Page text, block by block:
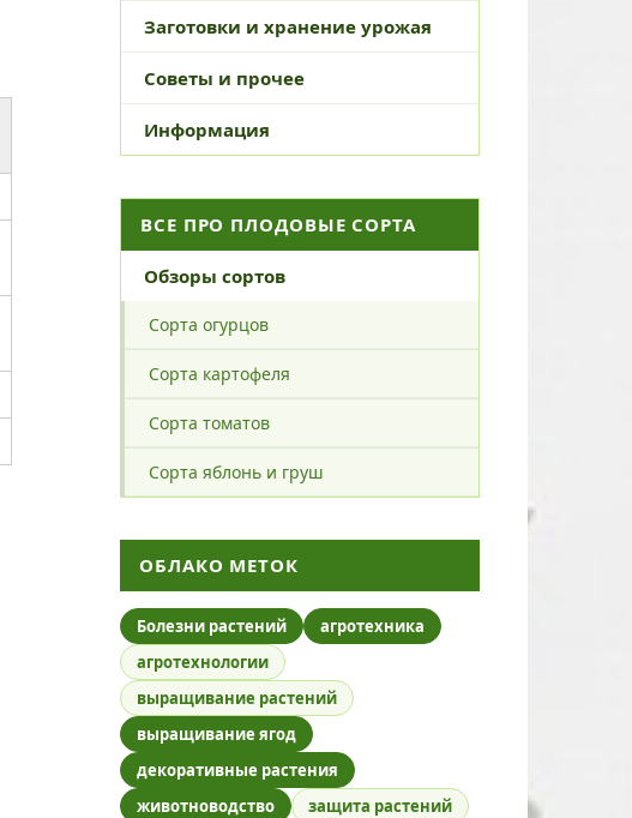
Заготовки и хранение урожая
Советы и прочее
Информация
ВСЕ ПРО ПЛОДОВЫЕ СОРТА
Обзоры сортов
Сорта огурцов
Сорта картофеля
Сорта томатов
Сорта яблонь и груш
ОБЛАКО МЕТОК
Болезни растений
агротехника
агротехнологии
выращивание растений
выращивание ягод
декоративные растения
животноводство
защита растений